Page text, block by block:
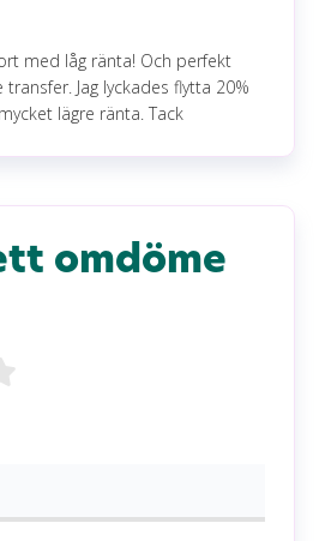
med låg ränta! Och perfekt
Jag lyckades flytta 20%
lägre ränta. Tack
omdöme